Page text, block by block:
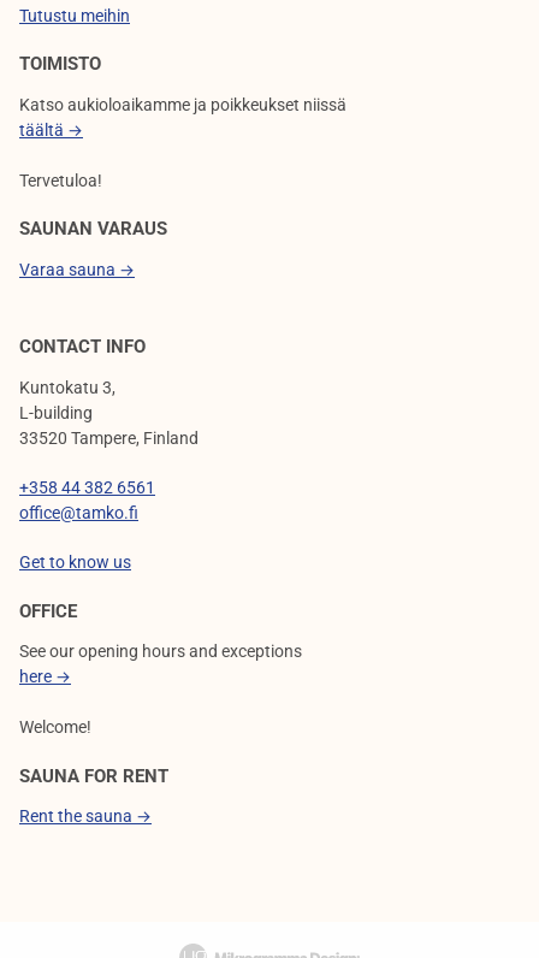
Tutustu meihin
TOIMISTO
Katso aukioloaikamme ja poikkeukset niissä
täältä →
Tervetuloa!
SAUNAN VARAUS
Varaa sauna →
CONTACT INFO
Kuntokatu 3,
L-building
33520 Tampere, Finland
+358 44 382 6561
office@tamko.fi
Get to know us
OFFICE
See our opening hours and exceptions
here →
Welcome!
SAUNA FOR RENT
Rent the sauna →